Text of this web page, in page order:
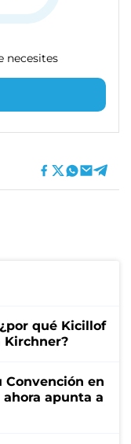
necesites
qué Kicillof
Kirchner?
Convención en
apunta a